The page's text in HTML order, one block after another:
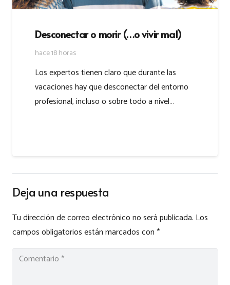
Desconectar o morir (…o vivir mal)
hace 18 horas
Los expertos tienen claro que durante las
vacaciones hay que desconectar del entorno
profesional, incluso o sobre todo a nivel…
Deja una respuesta
Tu dirección de correo electrónico no será publicada. Los
campos obligatorios están marcados con*